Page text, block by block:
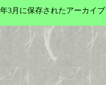
3月に保存されたアーカイ